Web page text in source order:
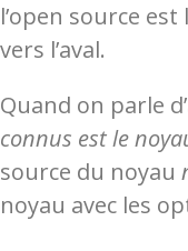
l’open source
vers l’aval.
Quand on parle
connus est le
source du noyau
noyau avec les